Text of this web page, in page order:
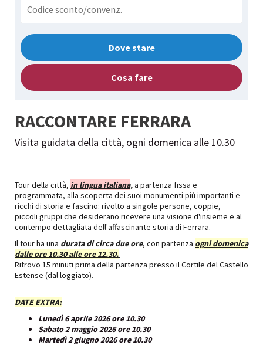
Dove stare
Cosa fare
RACCONTARE FERRARA
Visita guidata della città, ogni domenica alle 10.30
Tour della città, in lingua italiana,a partenza fissa e
programmata, alla scoperta dei suoi monumenti più importanti e
ricchi di storia e fascino: rivolto a singole persone, coppie,
piccoli gruppi che desiderano ricevere una visione d'insieme e al
contempo dettagliata dell'affascinante storia di Ferrara.
Il tour ha una durata di circa due ore, con partenza ogni domenica
dalle ore 10.30 alle ore 12.30.
Ritrovo 15 minuti prima della partenza presso il Cortile del Castello
Estense (dal loggiato).
DATE EXTRA:
Lunedì 6 aprile 2026 ore 10.30
Sabato 2 maggio 2026 ore 10.30
Martedì 2 giugno 2026 ore 10.30